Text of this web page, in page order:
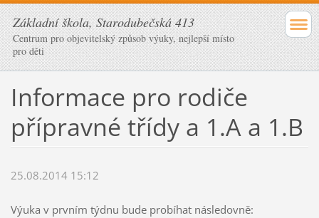
Základní škola, Starodubečská 413
Centrum pro objevitelský způsob výuky, nejlepší místo
pro děti
Informace pro rodiče
přípravné třídy a 1.A a 1.B
25.08.2014 15:12
Výuka v prvním týdnu bude probíhat následovně: